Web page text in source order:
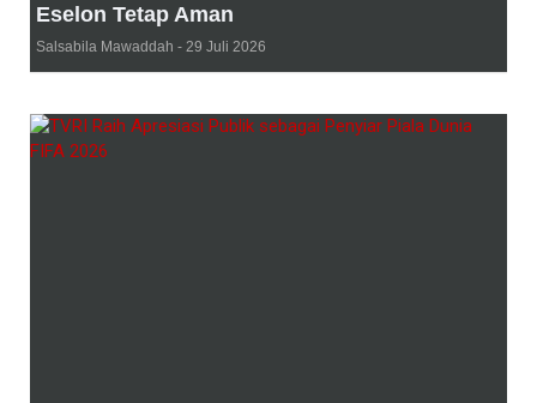
Eselon Tetap Aman
Salsabila Mawaddah 29 Juli 2026